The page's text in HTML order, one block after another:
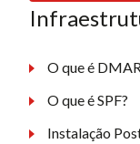
O que é
O que é SPF?
Instalação